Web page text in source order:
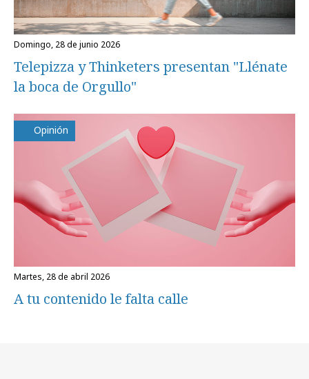
domingo, 28 de junio 2026
Telepizza y Thinketers presentan "Llénate
la boca de Orgullo"
Opinión
martes, 28 de abril 2026
A tu contenido le falta calle